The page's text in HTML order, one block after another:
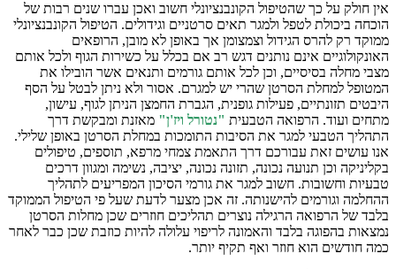
אין חולק על כך שהטיפול הקונבנציונלי חשוב ואכן עברו שנים רבות של
הוכחה ביכולת לטפל ולמגר תאים סרטניים וגידולים. הטיפול הקונבנציונלי
ממוקד רק להרס הגידול וצמצומן אך באופן לא מובן, הרופאים
האונקולוגיים אינם נותנים דגש רב אם בכלל על כשירות הגוף ולכל אותם
מצבי מחלה בסיסיים, וכן לכל אותם גורמים ותנאים אשר הובילו את
המטופל למחלת הסרטן שהרי יש למגרם. אסור ולא ניתן לבטל על הסף
היבטים תזונתיים, פעילות גופנית, הגברת החמצן הניתן לגוף, עישון,
מתחים ועוד. הרפואה הטבעית "נטורל ויז'ן" מאזנת ומבקשת דרך
התהליך הטבעי למגר את הסיבות התומכות במחלת הסרטן באופן שלילי.
אנו עושים זאת עבורכם דרך התאמת צמחי מרפא, תוספים, טיפולים
בקליניקה וכן תנועה נכונה, תזונה נכונה, יציבה, נשימה ומגוון דרכים
טבעיות וחשובות. חשוב למגר את גורמי הסיכון המפריעים לתהליך
ההחלמה וגורמים להישנותה. זה אכן מצער לדעת שעל פי הטיפול הממוקד
בלבד של הרפואה הרגילה נוצרים תהליכים חוזרים שכן מחלות הסרטן
נמצאות בהפוגה בלבד והאמונה לריפוי עלולה להיות כוזבת שכן כבר לאחר
כמה חודשים הוא חוזר ואף תקיף יותר.